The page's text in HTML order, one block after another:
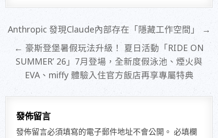
文
章
導
覽
Anthropic 發現Claude內部存在「隱藏工作空間」 →
← 豪斯登堡暑假玩法升級！ 夏日活動「RIDE ON
SUMMER’ 26」7月登場，全新度假泳池、煙火與
EVA、miffy 體驗入住官方飯店再享專屬特典
發佈留言
發佈留言必須填寫的電子郵件地址不會公開。 必填欄